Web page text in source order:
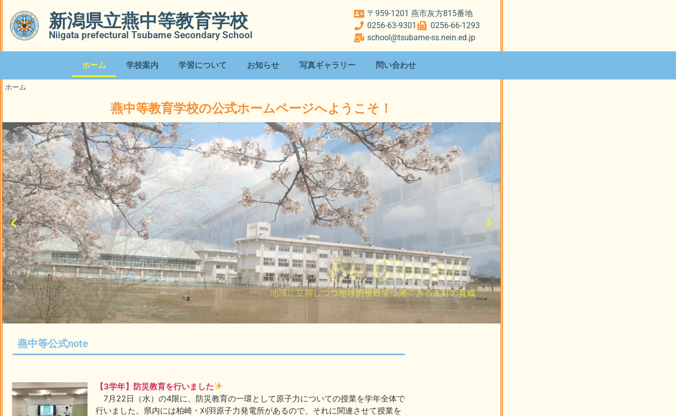
新潟県立燕中等教育学校
Niigata prefectural Tsubame Secondary School
〒959-1201 燕市灰方815番地
0256-63-9301
0256-66-1293
school@tsubame-ss.nein.ed.jp
ホーム 学校案内 学習について お知らせ 写真ギャラリー 問い合わせ
ホーム
燕中等教育学校の公式ホームページへようこそ！
Be Glocal!
燕から世界に放つ光、力、そして英知
地域に立脚しつつ地球的視野で活躍できる人材の育成
地域の伝統産業の体験活動や国際交流など様々な特色ある教育
Be Glocal!
燕から世界に放つ光、力、そして英知
地域に立脚しつつ地球的視野で活躍できる人材の育成
地域の伝統産業の体験活動や国際交流など様々な特色ある教育
Be Glocal!
燕から世界に放つ光、力、そして英知
地域に立脚しつつ地球的視野で活躍できる人材の育成
地域の伝統産業の体験活動や国際交流など様々な特色ある教育
燕中等公式note
【3学年】防災教育を行いました
7月22日（水）の4限に、防災教育の一環として原子力についての授業を学年全体で
行いました。県内には柏崎・刈羽原子力発電所があるので、それに関連させて授業を